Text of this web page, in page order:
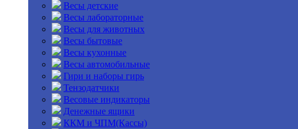
Весы детские
Весы лабораторные
Весы для животных
Весы бытовые
Весы кухонные
Весы автомобильные
Гири и наборы гирь
Тензодатчики
Весовые индикаторы
Денежные ящики
ККМ и ЧПМ(Кассы)